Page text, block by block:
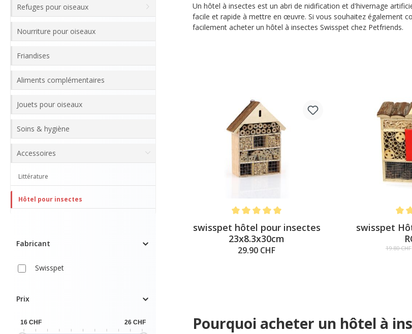
Refuges pour oiseaux
Nourriture pour oiseaux
Friandises
Aliments complémentaires
Jouets pour oiseaux
Soins & hygiène
Accessoires
Littérature
Hôtel pour insectes
Fabricant
Swisspet
Prix
Un hôtel à insectes est un abri de nidification et d'hivernage
facile et rapide à mettre en œuvre. Si vous souhaitez également
facilement acheter un hôtel à insectes Swisspet chez Petfriends.
Note moyenne de 5 sur 5 étoiles
swisspet hôtel pour insectes
23x8.3x30cm
29.90 CHF
swisspet
19.80 CHF
Pourquoi acheter un hôtel à